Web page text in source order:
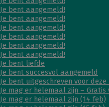
Je bent aangemeld!
Je bent aangemeld!
Je bent aangemeld!
Je bent aangemeld!
Je bent aangemeld!
Je bent aangemeld!
Je bent liefde
Je bent succesvol aangemeld
Je bent uitgeschreven voor deze
Je mag er helemaal zijn – Gratis
Je mag er helemaal zijn (14 feb)